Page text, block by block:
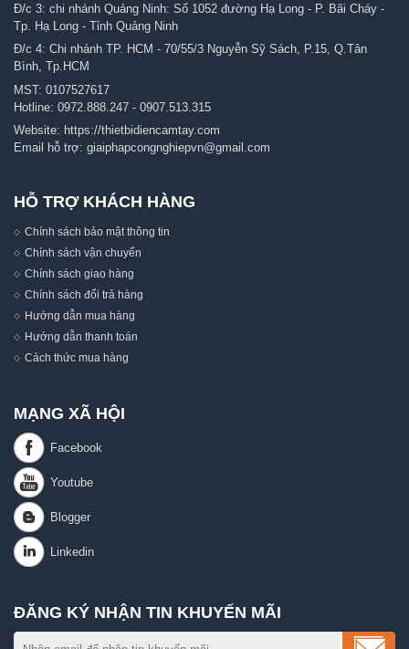
Đ/c 3: chi nhánh Quảng Ninh: Số 1052 đường Hạ Long - P. Bãi Cháy -
Tp. Hạ Long - Tỉnh Quảng Ninh
Đ/c 4: Chi nhánh TP. HCM - 70/55/3 Nguyễn Sỹ Sách, P.15, Q.Tân
Bình, Tp.HCM
MST: 0107527617
Hotline: 0972.888.247 - 0907.513.315
Website: https://thietbidiencamtay.com
Email hỗ trợ: giaiphapcongnghiepvn@gmail.com
HỖ TRỢ KHÁCH HÀNG
Chính sách bảo mật thông tin
Chính sách vận chuyển
Chính sách giao hàng
Chính sách đổi trả hàng
Hướng dẫn mua hàng
Hướng dẫn thanh toán
Cách thức mua hàng
MẠNG XÃ HỘI
ĐĂNG KÝ NHẬN TIN KHUYẾN MÃI